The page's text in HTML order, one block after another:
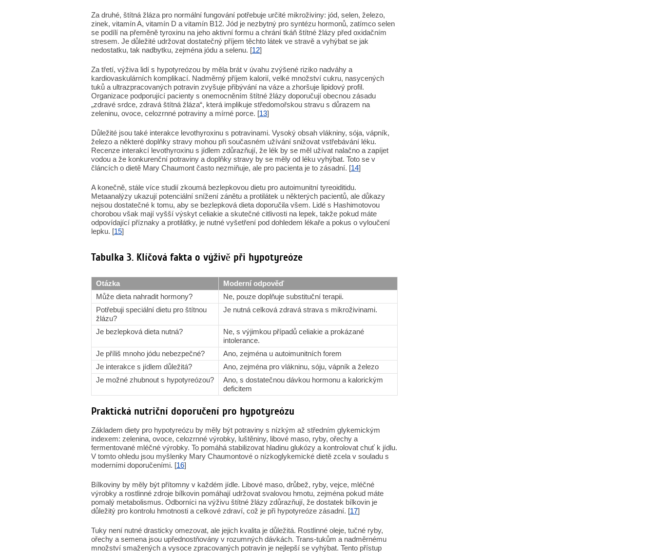
Za druhé, štítná žláza pro normální fungování potřebuje určité mikroživiny: jód, selen, železo,
zinek, vitamín A, vitamín D a vitamín B12. Jód je nezbytný pro syntézu hormonů, zatímco selen
se podílí na přeměně tyroxinu na jeho aktivní formu a chrání tkáň štítné žlázy před oxidačním
stresem. Je důležité udržovat dostatečný příjem těchto látek ve stravě a vyhýbat se jak
nedostatku, tak nadbytku, zejména jódu a selenu. [12]
Za třetí, výživa lidí s hypotyreózou by měla brát v úvahu zvýšené riziko nadváhy a
kardiovaskulárních komplikací. Nadměrný příjem kalorií, velké množství cukru, nasycených
tuků a ultrazpracovaných potravin zvyšuje přibývání na váze a zhoršuje lipidový profil.
Organizace podporující pacienty s onemocněním štítné žlázy doporučují obecnou zásadu
„zdravé srdce, zdravá štítná žláza“, která implikuje středomořskou stravu s důrazem na
zeleninu, ovoce, celozrnné potraviny a mírné porce. [13]
Důležité jsou také interakce levothyroxinu s potravinami. Vysoký obsah vlákniny, sója, vápník,
železo a některé doplňky stravy mohou při současném užívání snižovat vstřebávání léku.
Recenze interakcí levothyroxinu s jídlem zdůrazňují, že lék by se měl užívat nalačno a zapíjet
vodou a že konkurenční potraviny a doplňky stravy by se měly od léku vyhýbat. Toto se v
článcích o dietě Mary Chaumont často nezmiňuje, ale pro pacienta je to zásadní. [14]
A konečně, stále více studií zkoumá bezlepkovou dietu pro autoimunitní tyreoiditidu.
Metaanalýzy ukazují potenciální snížení zánětu a protilátek u některých pacientů, ale důkazy
nejsou dostatečné k tomu, aby se bezlepková dieta doporučila všem. Lidé s Hashimotovou
chorobou však mají vyšší výskyt celiakie a skutečné citlivosti na lepek, takže pokud máte
odpovídající příznaky a protilátky, je nutné vyšetření pod dohledem lékaře a pokus o vyloučení
lepku. [15]
Tabulka 3. Klíčová fakta o výživě při hypotyreóze
Otázka
Moderní odpověď
Může dieta nahradit hormony?
Ne, pouze doplňuje substituční terapii.
Potřebuji speciální dietu pro štítnou
žlázu?
Je nutná celková zdravá strava s mikroživinami.
Je bezlepková dieta nutná?
Ne, s výjimkou případů celiakie a prokázané
intolerance.
Je příliš mnoho jódu nebezpečné?
Ano, zejména u autoimunitních forem
Je interakce s jídlem důležitá?
Ano, zejména pro vlákninu, sóju, vápník a železo
Je možné zhubnout s hypotyreózou?
Ano, s dostatečnou dávkou hormonu a kalorickým
deficitem
Praktická nutriční doporučení pro hypotyreózu
Základem diety pro hypotyreózu by měly být potraviny s nízkým až středním glykemickým
indexem: zelenina, ovoce, celozrnné výrobky, luštěniny, libové maso, ryby, ořechy a
fermentované mléčné výrobky. To pomáhá stabilizovat hladinu glukózy a kontrolovat chuť k jídlu.
V tomto ohledu jsou myšlenky Mary Chaumontové o nízkoglykemické dietě zcela v souladu s
moderními doporučeními. [16]
Bílkoviny by měly být přítomny v každém jídle. Libové maso, drůbež, ryby, vejce, mléčné
výrobky a rostlinné zdroje bílkovin pomáhají udržovat svalovou hmotu, zejména pokud máte
pomalý metabolismus. Odborníci na výživu štítné žlázy zdůrazňují, že dostatek bílkovin je
důležitý pro kontrolu hmotnosti a celkové zdraví, což je při hypotyreóze zásadní. [17]
Tuky není nutné drasticky omezovat, ale jejich kvalita je důležitá. Rostlinné oleje, tučné ryby,
ořechy a semena jsou upřednostňovány v rozumných dávkách. Trans-tukům a nadměrnému
množství smažených a vysoce zpracovaných potravin je nejlepší se vyhýbat. Tento přístup